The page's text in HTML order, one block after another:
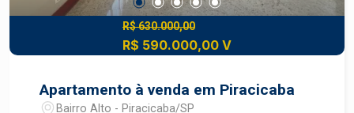
R$ 630.000,00
R$ 590.000,00 V
Apartamento à venda em Piracicaba
Bairro Alto - Piracicaba/SP